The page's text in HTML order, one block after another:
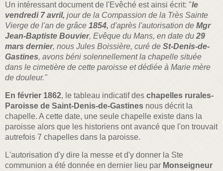
Un intéressant document de l'Evêché est ainsi écrit: "le
vendredi 7 avril, jour de la Compassion de la Très Sainte
Vierge de l'an de grâce 1854, d'après l'autorisation de Mgr
Jean-Baptiste Bouvier, Evêque du Mans, en date du 29
mars dernier, nous Jules Boissière, curé de St-Denis-de-
Gastines, avons béni solennellement la chapelle située
dans le cimetière de cette paroisse et dédiée à Marie mère
de douleur."
En février 1862, le tableau indicatif des chapelles rurales-
Paroisse de Saint-Denis-de-Gastines nous décrit la
chapelle. A cette date, une seule chapelle existe dans la
paroisse alors que les historiens ont avancé que l'on trouvait
autrefois 7 chapelles dans la paroisse.
L'autorisation d'y dire la messe et d'y donner la Ste
communion a été donnée en dernier lieu par Monseigneur